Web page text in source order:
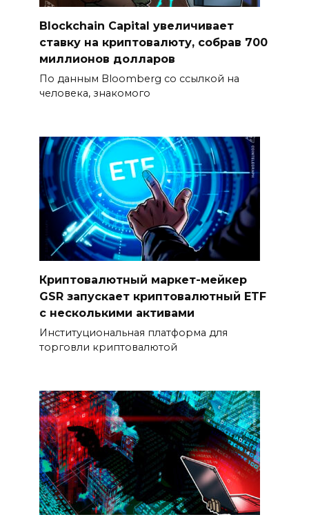
Blockchain Capital увеличивает
ставку на криптовалюту, собрав 700
миллионов долларов
По данным Bloomberg со ссылкой на
человека, знакомого
Криптовалютный маркет-мейкер
GSR запускает криптовалютный ETF
с несколькими активами
Институциональная платформа для
торговли криптовалютой